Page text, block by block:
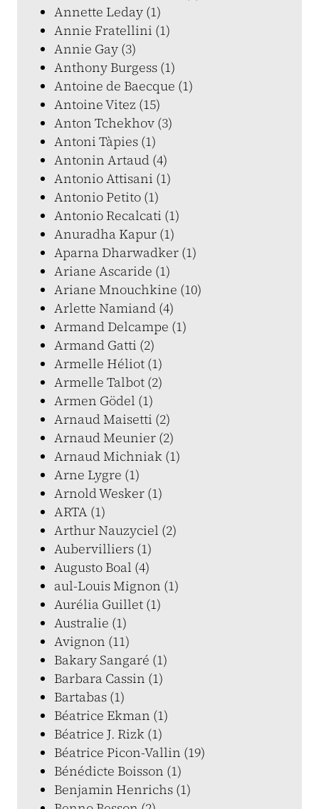
Annette Leday (1)
Annie Fratellini (1)
Annie Gay (3)
Anthony Burgess (1)
Antoine de Baecque (1)
Antoine Vitez (15)
Anton Tchekhov (3)
Antoni Tàpies (1)
Antonin Artaud (4)
Antonio Attisani (1)
Antonio Petito (1)
Antonio Recalcati (1)
Anuradha Kapur (1)
Aparna Dharwadker (1)
Ariane Ascaride (1)
Ariane Mnouchkine (10)
Arlette Namiand (4)
Armand Delcampe (1)
Armand Gatti (2)
Armelle Héliot (1)
Armelle Talbot (2)
Armen Gödel (1)
Arnaud Maisetti (2)
Arnaud Meunier (2)
Arnaud Michniak (1)
Arne Lygre (1)
Arnold Wesker (1)
ARTA (1)
Arthur Nauzyciel (2)
Aubervilliers (1)
Augusto Boal (4)
aul-Louis Mignon (1)
Aurélia Guillet (1)
Australie (1)
Avignon (11)
Bakary Sangaré (1)
Barbara Cassin (1)
Bartabas (1)
Béatrice Ekman (1)
Béatrice J. Rizk (1)
Béatrice Picon-Vallin (19)
Bénédicte Boisson (1)
Benjamin Henrichs (1)